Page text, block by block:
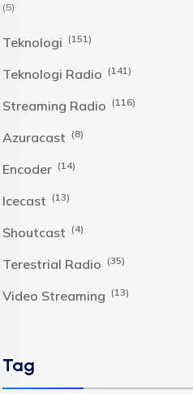
(5)
Teknologi (151)
Teknologi Radio (141)
Streaming Radio (116)
Azuracast (8)
Encoder (14)
Icecast (13)
Shoutcast (4)
Terestrial Radio (35)
Video Streaming (13)
Tag